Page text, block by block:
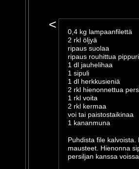
<
0,4 kg lampaanfilettä
2 rkl öljyä
ripaus suolaa
ripaus rouhittua
1 dl jauhelihaa
1 sipuli
1 dl herkkusieniä
2 rkl hienonnettua
1 rkl voita
2 rkl kermaa
voi tai paistostaikinaa
1 kananmuna
Puhdista file
mausteet. Hienonna
persiljan kanssa